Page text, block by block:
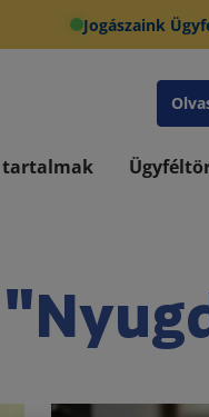
Jogászaink
tartalmak